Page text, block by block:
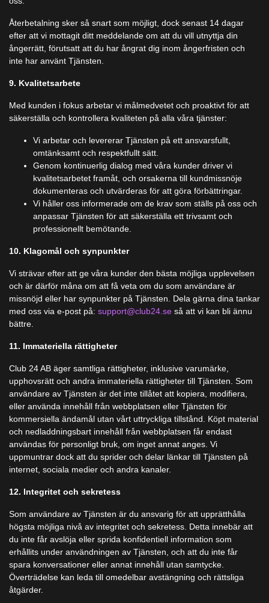
Återbetalning sker så snart som möjligt, dock senast 14 dagar
efter att vi mottagit ditt meddelande om att du vill utnyttja din
ångerrätt, förutsatt att du har ångrat dig inom ångerfristen och
inte har använt Tjänsten.
9. Kvalitetsarbete
Med kunden i fokus arbetar vi målmedvetet och proaktivt för att
säkerställa och kontrollera kvaliteten på alla våra tjänster:
Vi arbetar och levererar Tjänsten på ett ansvarsfullt,
omtänksamt och respektfullt sätt.
Genom kontinuerlig dialog med våra kunder driver vi
kvalitetsarbetet framåt, och orsakerna till kundmissnöje
dokumenteras och utvärderas för att göra förbättringar.
Vi håller oss informerade om de krav som ställs på oss och
anpassar Tjänsten för att säkerställa ett trivsamt och
professionellt bemötande.
10. Klagomål och synpunkter
Vi strävar efter att ge våra kunder den bästa möjliga upplevelsen
och är därför måna om att få veta om du som användare är
missnöjd eller har synpunkter på Tjänsten. Dela gärna dina tankar
med oss via e-post på: support@club24.se så att vi kan bli ännu
bättre.
11. Immateriella rättigheter
Club 24 AB äger samtliga rättigheter, inklusive varumärke,
upphovsrätt och andra immateriella rättigheter till Tjänsten. Som
användare av Tjänsten är det inte tillåtet att kopiera, modifiera,
eller använda innehåll från webbplatsen eller Tjänsten för
kommersiella ändamål utan vårt uttryckliga tillstånd. Köpt material
och nedladdningsbart innehåll från webbplatsen får endast
användas för personligt bruk, om inget annat anges. Vi
uppmuntrar dock att du sprider och delar länkar till Tjänsten på
internet, sociala medier och andra kanaler.
12. Integritet och sekretess
Som användare av Tjänsten är du ansvarig för att upprätthålla
högsta möjliga nivå av integritet och sekretess. Detta innebär att
du inte får avslöja eller sprida konfidentiell information som
erhållits under användningen av Tjänsten, och att du inte får
spara konversationer eller annat innehåll utan samtycke.
Överträdelse kan leda till omedelbar avstängning och rättsliga
åtgärder.